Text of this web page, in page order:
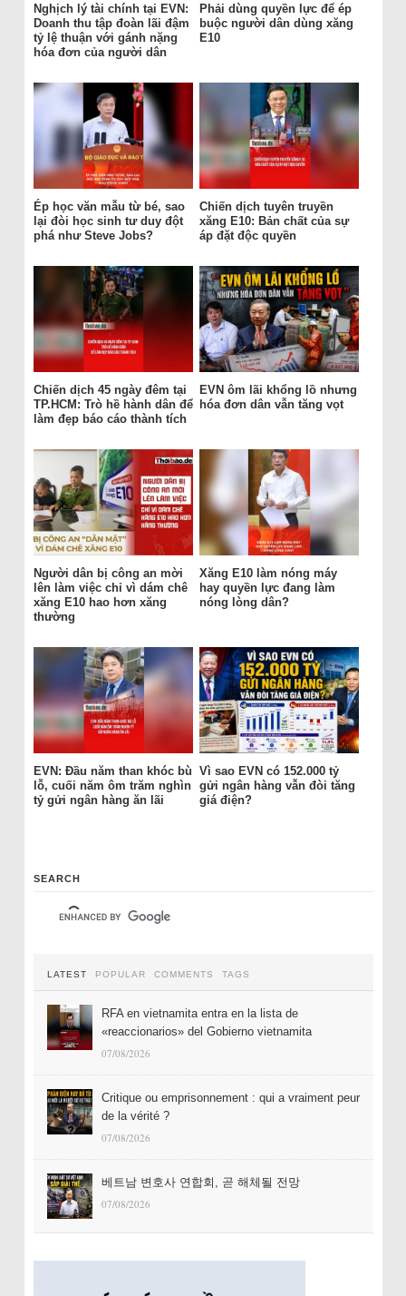
Nghịch lý tài chính tại EVN:
Doanh thu tập đoàn lãi đậm
tỷ lệ thuận với gánh nặng
hóa đơn của người dân
Phải dùng quyền lực để ép
buộc người dân dùng xăng
E10
Ép học văn mẫu từ bé, sao
lại đòi học sinh tư duy đột
phá như Steve Jobs?
Chiến dịch tuyên truyền
xăng E10: Bản chất của sự
áp đặt độc quyền
Chiến dịch 45 ngày đêm tại
TP.HCM: Trò hề hành dân để
làm đẹp báo cáo thành tích
EVN ôm lãi khổng lồ nhưng
hóa đơn dân vẫn tăng vọt
Người dân bị công an mời
lên làm việc chỉ vì dám chê
xăng E10 hao hơn xăng
thường
Xăng E10 làm nóng máy
hay quyền lực đang làm
nóng lòng dân?
EVN: Đầu năm than khóc bù
lỗ, cuối năm ôm trăm nghìn
tỷ gửi ngân hàng ăn lãi
Vì sao EVN có 152.000 tỷ
gửi ngân hàng vẫn đòi tăng
giá điện?
SEARCH
LATEST POPULAR COMMENTS TAGS
RFA en vietnamita entra en la lista de
«reaccionarios» del Gobierno vietnamita
07/08/2026
Critique ou emprisonnement : qui a vraiment peur
de la vérité ?
07/08/2026
베트남 변호사 연합회, 곧 해체될 전망
07/08/2026